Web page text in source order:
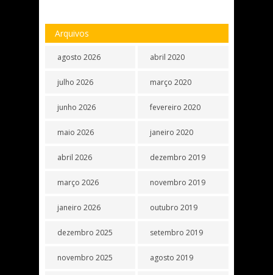
Arquivos
agosto 2026
julho 2026
junho 2026
maio 2026
abril 2026
março 2026
janeiro 2026
dezembro 2025
novembro 2025
abril 2020
março 2020
fevereiro 2020
janeiro 2020
dezembro 2019
novembro 2019
outubro 2019
setembro 2019
agosto 2019